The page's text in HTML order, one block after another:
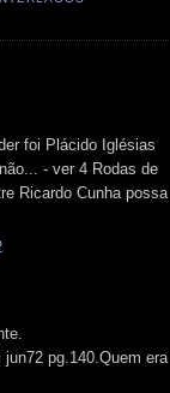
foi Plácido Iglésias
- ver 4 Rodas de
Ricardo Cunha possa
pg.140.Quem era